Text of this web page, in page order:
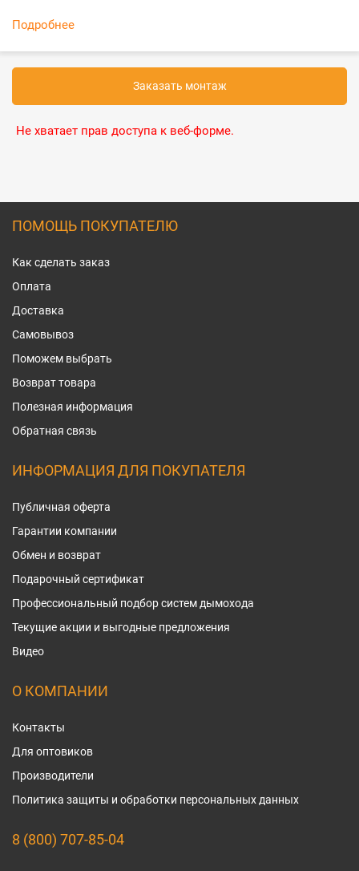
Подробнее
Заказать монтаж
Не хватает прав доступа к веб-форме.
ПОМОЩЬ ПОКУПАТЕЛЮ
Как сделать заказ
Оплата
Доставка
Самовывоз
Поможем выбрать
Возврат товара
Полезная информация
Обратная связь
ИНФОРМАЦИЯ ДЛЯ ПОКУПАТЕЛЯ
Публичная оферта
Гарантии компании
Обмен и возврат
Подарочный сертификат
Профессиональный подбор систем дымохода
Текущие акции и выгодные предложения
Видео
О КОМПАНИИ
Контакты
Для оптовиков
Производители
Политика защиты и обработки персональных данных
8 (800) 707-85-04